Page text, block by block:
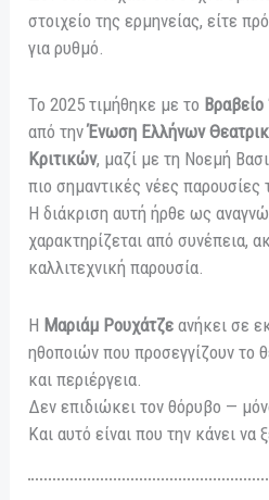
στοιχείο της ερμηνείας, είτε
για ρυθμό.
Το 2025 τιμήθηκε με το Βραβείο
από τηνΈνωση Ελλήνων
Κριτικών, μαζί με τη Νοεμή
πιο σημαντικές νέες παρουσίες
Η διάκριση αυτή ήρθε ως
χαρακτηρίζεται από συνέπεια,
καλλιτεχνική παρουσία.
Η Μαριάμ Ρουχάτζε ανήκει σε
ηθοποιών που προσεγγίζουν το
και περιέργεια.
Δεν επιδιώκει τον θόρυβο —
Και αυτό είναι που την κάνει να